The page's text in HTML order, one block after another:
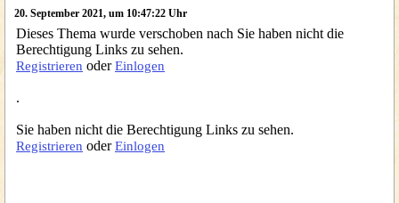
20. September 2021, um 10:47:22 Uhr
Dieses Thema wurde verschoben nach Sie haben nicht die
Berechtigung Links zu sehen.
Registrieren oderEinlogen
.
Sie haben nicht die Berechtigung Links zu sehen.
Registrieren oderEinlogen